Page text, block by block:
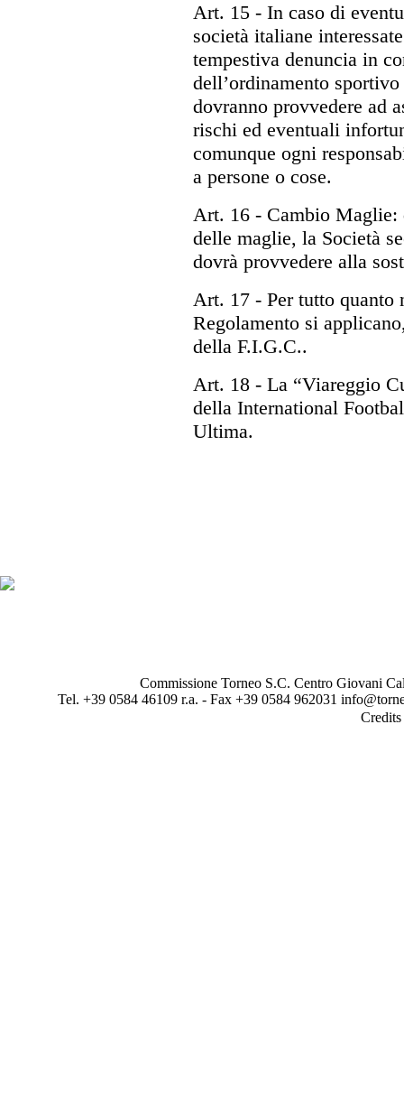
Art. 15 - In caso di
società italiane
tempestiva denuncia in
dell’ordinamento
dovranno provvedere ad
rischi ed eventuali
comunque ogni
a persone o cose.
Art. 16 - Cambio Maglie:
delle maglie, la Società
dovrà provvedere alla
Art. 17 - Per tutto quanto
Regolamento si
della F.I.G.C..
Art. 18 - La “Viareggio
della International
Ultima.
Commissione Torneo S.C. Centro Giovani
Tel. +39 0584 46109 r.a. - Fax +39 0584 962031
Credits